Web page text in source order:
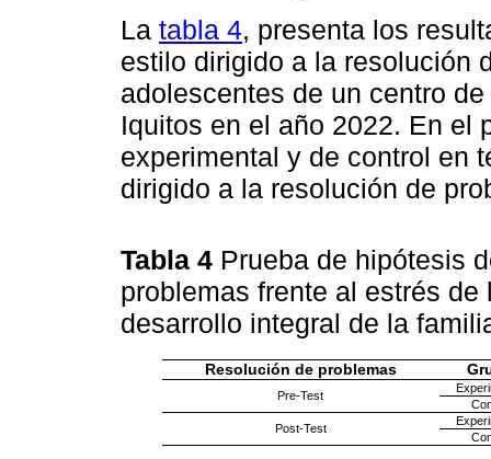
La tabla 4, presenta los
estilo dirigido a la resolución
adolescentes de un centro
Iquitos en el año 2022. En el
experimental y de control en
dirigido a la resolución de
Tabla 4 Prueba de hipótesis
problemas frente al estrés
desarrollo integral de la
Resolución de problemas
Pre-Test
Post-Test